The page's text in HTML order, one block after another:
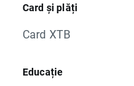
Card și plăți
Card XTB
Educație